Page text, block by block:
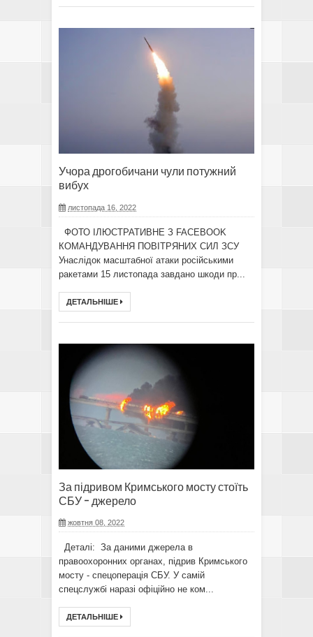
Учора дрогобичани чули потужний
вибух
листопада 16, 2022
ФОТО ІЛЮСТРАТИВНЕ З FACEBOOK
КОМАНДУВАННЯ ПОВІТРЯНИХ СИЛ ЗСУ
Унаслідок масштабної атаки російськими
ракетами 15 листопада завдано шкоди пр...
ДЕТАЛЬНІШЕ
За підривом Кримського мосту стоїть
СБУ - джерело
жовтня 08, 2022
Деталі: За даними джерела в
правоохоронних органах, підрив Кримського
мосту - спецоперація СБУ. У самій
спецслужбі наразі офіційно не ком...
ДЕТАЛЬНІШЕ